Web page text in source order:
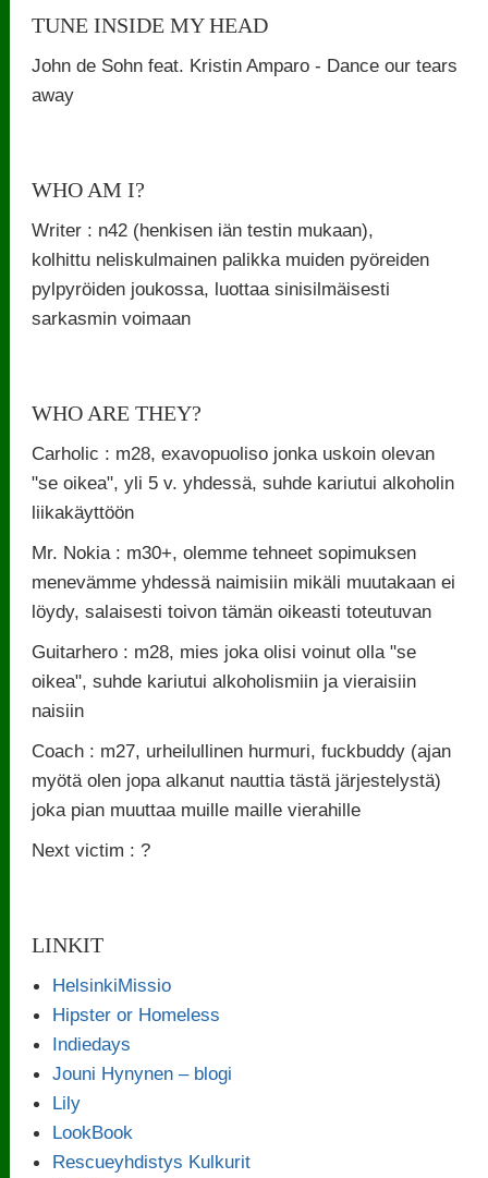
TUNE INSIDE MY HEAD
John de Sohn feat. Kristin Amparo - Dance our tears
away
WHO AM I?
Writer : n42 (henkisen iän testin mukaan),
kolhittu neliskulmainen palikka muiden pyöreiden
pylpyröiden joukossa, luottaa sinisilmäisesti
sarkasmin voimaan
WHO ARE THEY?
Carholic : m28, exavopuoliso jonka uskoin olevan
"se oikea", yli 5 v. yhdessä, suhde kariutui alkoholin
liikakäyttöön
Mr. Nokia : m30+, olemme tehneet sopimuksen
menevämme yhdessä naimisiin mikäli muutakaan ei
löydy, salaisesti toivon tämän oikeasti toteutuvan
Guitarhero : m28, mies joka olisi voinut olla "se
oikea", suhde kariutui alkoholismiin ja vieraisiin
naisiin
Coach : m27, urheilullinen hurmuri, fuckbuddy (ajan
myötä olen jopa alkanut nauttia tästä järjestelystä)
joka pian muuttaa muille maille vierahille
Next victim : ?
LINKIT
HelsinkiMissio
Hipster or Homeless
Indiedays
Jouni Hynynen – blogi
Lily
LookBook
Rescueyhdistys Kulkurit